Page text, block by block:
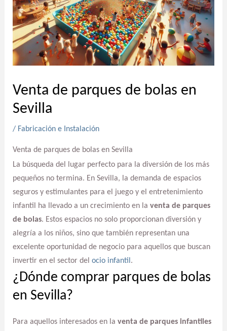
Venta de parques de bolas en
Sevilla
/ Fabricación e Instalación
Venta de parques de bolas en Sevilla
La búsqueda del lugar perfecto para la diversión de los más
pequeños no termina. En Sevilla, la demanda de espacios
seguros y estimulantes para el juego y el entretenimiento
infantil ha llevado a un crecimiento en la venta de parques
de bolas. Estos espacios no solo proporcionan diversión y
alegría a los niños, sino que también representan una
excelente oportunidad de negocio para aquellos que buscan
invertir en el sector del ocio infantil .
¿Dónde comprar parques de bolas
en Sevilla?
Para aquellos interesados en la venta de parques infantiles